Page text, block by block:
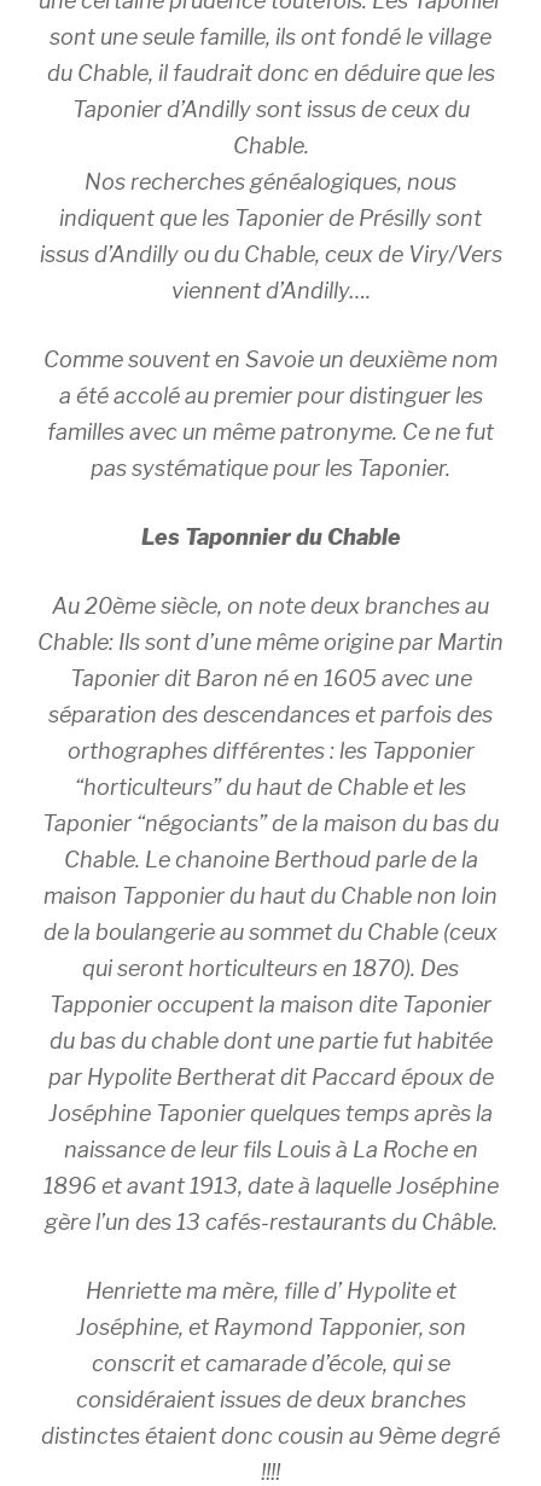
sont une seule famille, ils ont fondé le village
du Chable, il faudrait donc en déduire que les
Taponier d’Andilly sont issus de ceux du
Chable.
Nos recherches généalogiques, nous
indiquent que les Taponier de Présilly sont
issus d’Andilly ou du Chable, ceux de Viry/Vers
viennent d’Andilly….
Comme souvent en Savoie un deuxième nom
a été accolé au premier pour distinguer les
familles avec un même patronyme. Ce ne fut
pas systématique pour les Taponier.
Les Taponnier du Chable
Au 20ème siècle, on note deux branches au
Chable: Ils sont d’une même origine par Martin
Taponier dit Baron né en 1605 avec une
séparation des descendances et parfois des
orthographes différentes : les Tapponier
“horticulteurs” du haut de Chable et les
Taponier “négociants” de la maison du bas du
Chable. Le chanoine Berthoud parle de la
maison Tapponier du haut du Chable non loin
de la boulangerie au sommet du Chable (ceux
qui seront horticulteurs en 1870). Des
Tapponier occupent la maison dite Taponier
du bas du chable dont une partie fut habitée
par Hypolite Bertherat dit Paccard époux de
Joséphine Taponier quelques temps après la
naissance de leur fils Louis à La Roche en
1896 et avant 1913, date à laquelle Joséphine
gère l’un des 13 cafés-restaurants du Châble.
Henriette ma mère, fille d’ Hypolite et
Joséphine, et Raymond Tapponier, son
conscrit et camarade d’école, qui se
considéraient issues de deux branches
distinctes étaient donc cousin au 9ème degré
!!!!